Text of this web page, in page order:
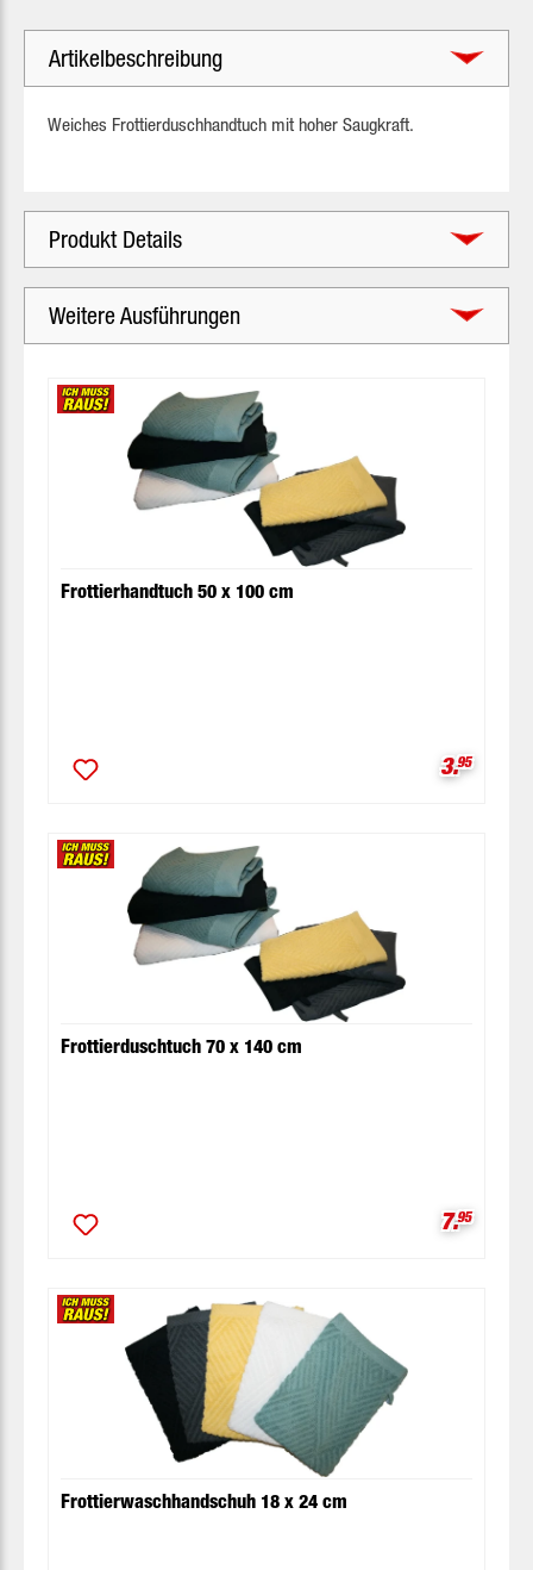
Artikelbeschreibung
Weiches Frottierduschhandtuch mit hoher Saugkraft.
Produkt Details
Weitere Ausführungen
Frottierhandtuch 50 x 100 cm
3.95
Frottierduschtuch 70 x 140 cm
7.95
Frottierwaschhandschuh 18 x 24 cm